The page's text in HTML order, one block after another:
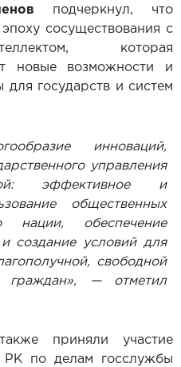
подчеркнул, что
сосуществования с
которая
новые возможности и
государств и систем
инноваций,
управления
эффективное и
общественных
обеспечение
и создание условий для
свободной
граждан», — отметил
приняли участие
РК по делам госслужбы